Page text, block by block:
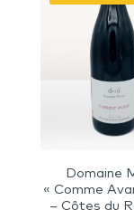
Domaine
« Comme
– Côtes du